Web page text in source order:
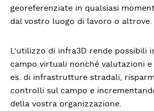
georeferenziate in qualsiasi
dal vostro luogo di lavoro o altrove.
L’utilizzo di infra3D rende possibili
campo virtuali nonché valutazioni
es. di infrastrutture stradali,
controlli sul campo e
della vostra organizzazione.